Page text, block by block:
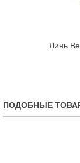
Линь
ПОДОБНЫЕ